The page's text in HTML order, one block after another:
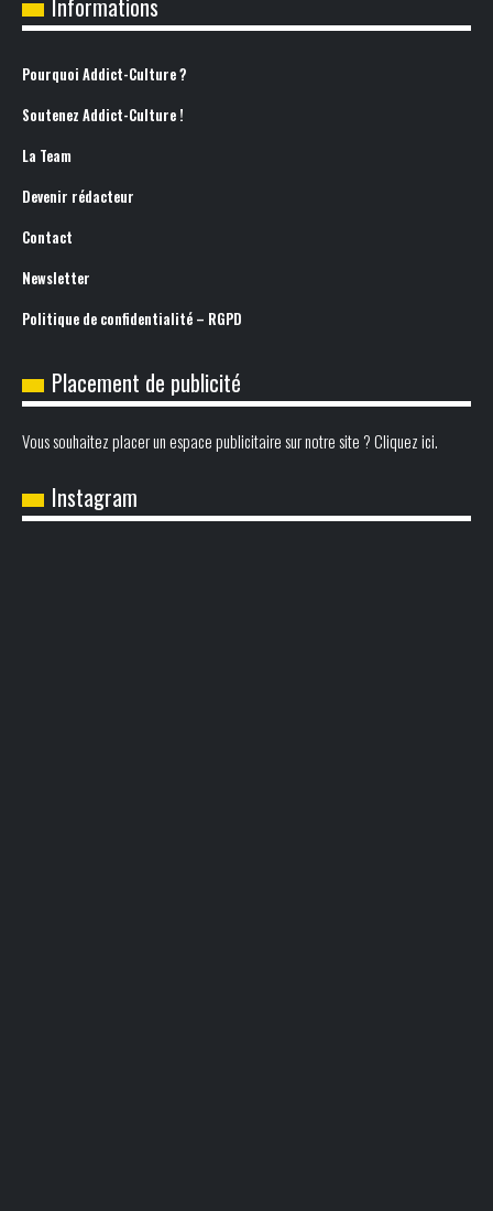
Pourquoi Addict-Culture ?
Soutenez Addict-Culture !
La Team
Devenir rédacteur
Contact
Newsletter
Politique de confidentialité – RGPD
Placement de publicité
Vous souhaitez placer un espace publicitaire sur notre site ? Cliquez ici.
Instagram